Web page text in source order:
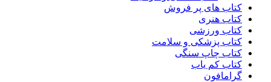
کتاب های پر فروش
کتاب هنری
کتاب ورزشی
کتاب پزشکی و سلامت
کتاب چاپ سنگی
کتاب کم یاب
گرامافون